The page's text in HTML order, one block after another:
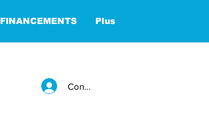
FINANCEMENTS Plus
Connexion